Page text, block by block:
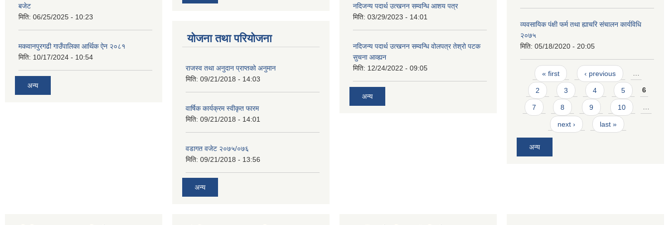
बजेट
मिति: 06/25/2025 - 10:23
मकवानपुरगढी गाउँपालिका आर्थिक ‌‌‌ऐन २०८१
मिति: 10/17/2024 - 10:54
अन्य
योजना तथा परियोजना
राजस्व तथा अनुदान प्राप्तको अनुमान
मिति: 09/21/2018 - 14:03
वार्षिक कार्यक्रम स्वीकृत फारम
मिति: 09/21/2018 - 14:01
वडागत वजेट २०७५/०७६
मिति: 09/21/2018 - 13:56
अन्य
नदिजन्य पदार्थ उत्खनन सम्वन्धि आशय पत्र
मिति: 03/29/2023 - 14:01
नदिजन्य पदार्थ उत्खनन सम्वन्धि वोलपत्र तेश्रो पटक
सुचना आव्ह्यन
मिति: 12/24/2022 - 09:05
अन्य
व्यवसायिक पंक्षी फर्म तथा ह्याचरि संचालन कार्यविधि
२०७५
मिति: 05/18/2020 - 20:05
Pages
« first ‹ previous …
2 3 4 5 6
7 8 9 10 …
next › last »
अन्य